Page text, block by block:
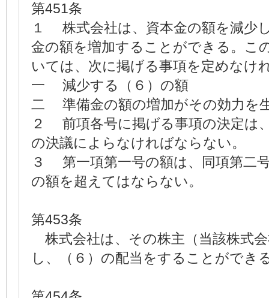
第451条
１ 株式会社は、資本金の額を減少
金の額を増加することができる。
いては、次に掲げる事項を定めなけ
一 減少する（６）の額
二 準備金の額の増加がその効力を
２ 前項各号に掲げる事項の決定は
の決議によらなければならない。
３ 第一項第一号の額は、同項第二
の額を超えてはならない。
第453条
株式会社は、その株主（当該株式
し、（６）の配当をすることができ